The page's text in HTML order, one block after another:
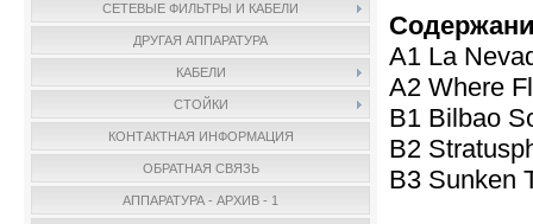
СЕТЕВЫЕ ФИЛЬТРЫ И КАБЕЛИ
ДРУГАЯ АППАРАТУРА
КАБЕЛИ
СТОЙКИ
КОНТАКТНАЯ ИНФОРМАЦИЯ
ОБРАТНАЯ СВЯЗЬ
АППАРАТУРА - АРХИВ - 1
A1 La
A2 Where
B1 Bilbao
B2
B3 Sunken